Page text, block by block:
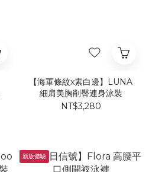
【海軍條紋x素白邊】LUNA
細肩美胸削臀連身泳裝
NT$3,280
新版體驗